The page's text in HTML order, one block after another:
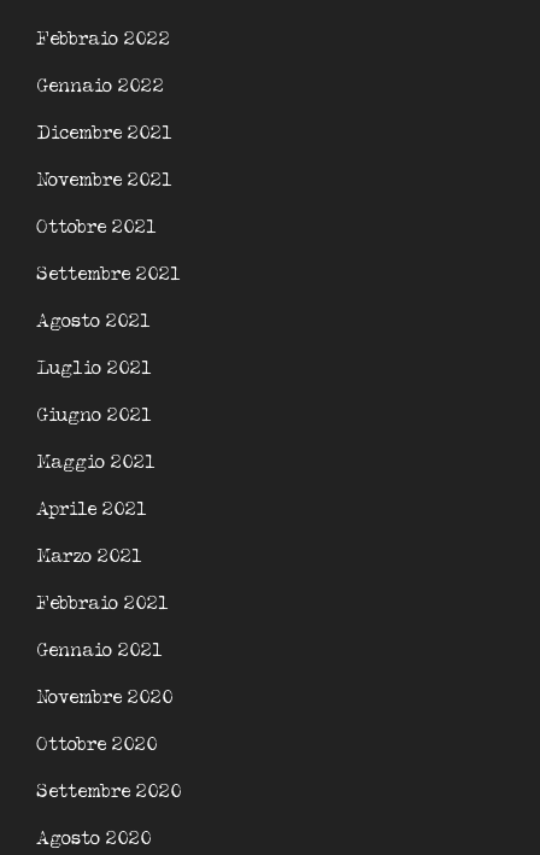
Febbraio 2022
Gennaio 2022
Dicembre 2021
Novembre 2021
Ottobre 2021
Settembre 2021
Agosto 2021
Luglio 2021
Giugno 2021
Maggio 2021
Aprile 2021
Marzo 2021
Febbraio 2021
Gennaio 2021
Novembre 2020
Ottobre 2020
Settembre 2020
Agosto 2020